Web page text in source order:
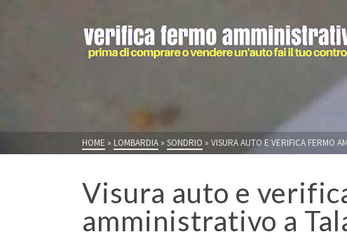
HOME » LOMBARDIA » SONDRIO » VISURA AUTO E VERIFICA FERMO
Visura auto e
amministrativo a